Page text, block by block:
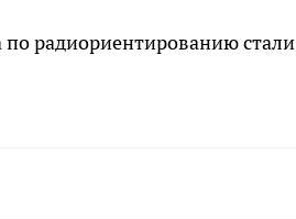
радиориентированию стали